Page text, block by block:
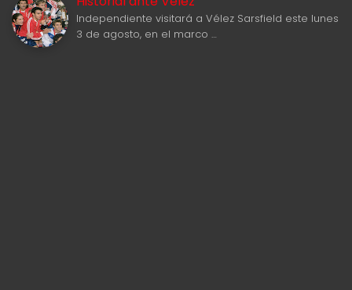
Independiente visitará a Vélez Sarsfield este lunes
3 de agosto, en el marco …